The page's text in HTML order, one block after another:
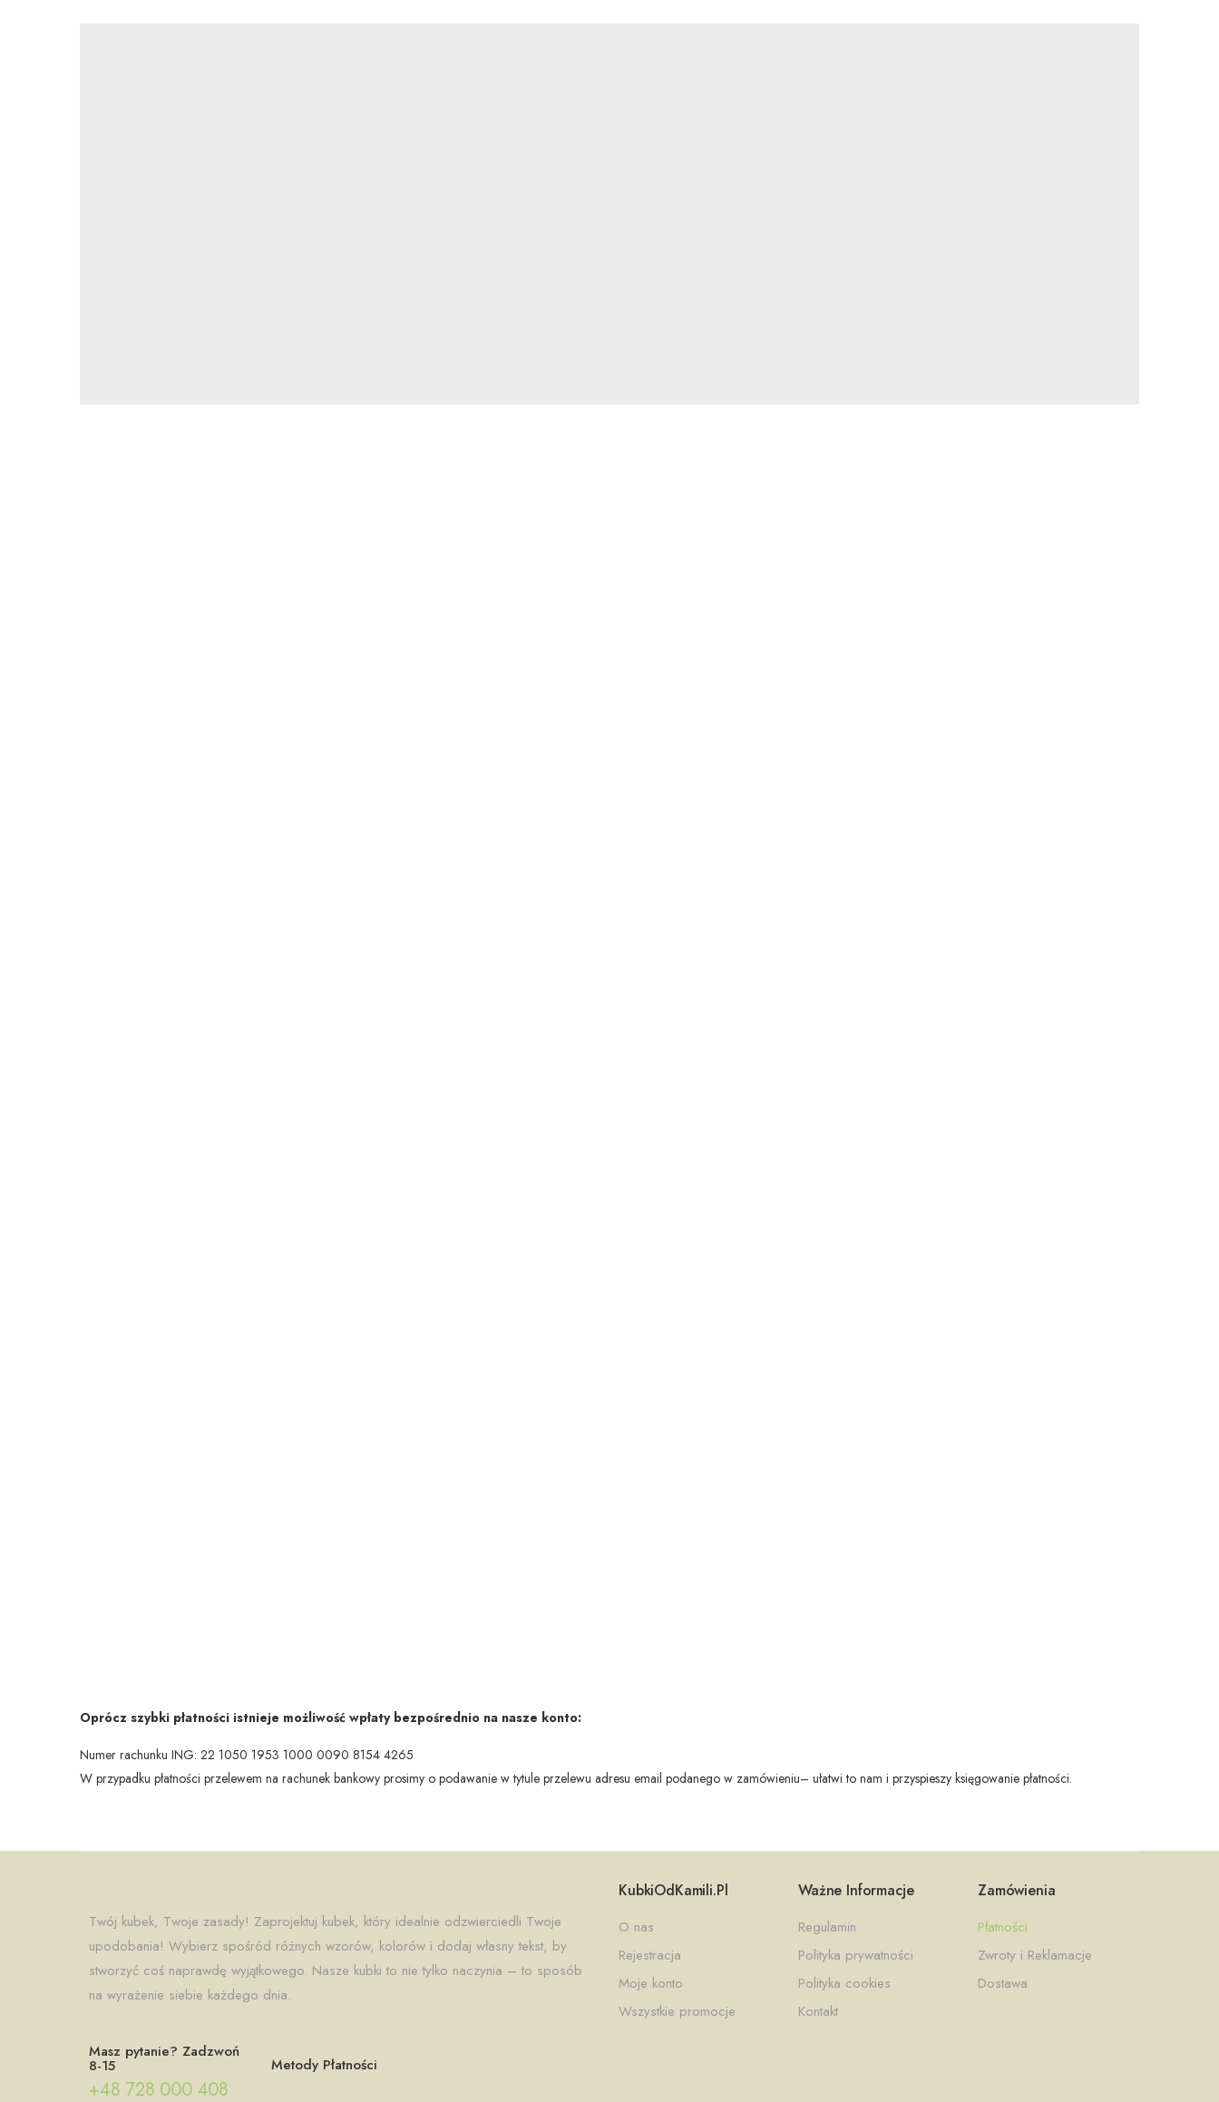
Oprócz szybki płatności istnieje możliwość wpłaty bezpośrednio na nasze konto:
Numer rachunku ING: 22 1050 1953 1000 0090 8154 4265
W przypadku płatności przelewem na rachunek bankowy prosimy o podawanie w tytule przelewu adresu email podanego w zamówieniu– ułatwi to nam i przyspieszy księgowanie płatności.
Twój kubek, Twoje zasady! Zaprojektuj kubek, który idealnie odzwierciedli Twoje
upodobania! Wybierz spośród różnych wzorów, kolorów i dodaj własny tekst, by
stworzyć coś naprawdę wyjątkowego. Nasze kubki to nie tylko naczynia – to sposób
na wyrażenie siebie każdego dnia.
Masz pytanie? Zadzwoń
8-15
+48 728 000 408
Metody Płatności
KubkiOdKamili.pl
O nas
Rejestracja
Moje konto
Wszystkie promocje
Ważne Informacje
Regulamin
Polityka prywatności
Polityka cookies
Kontakt
Zamówienia
Płatności
Zwroty i Reklamacje
Dostawa